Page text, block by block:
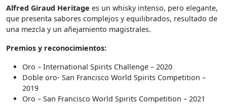
Alfred Giraud Heritage es un whisky intenso, pero elegante,
que presenta sabores complejos y equilibrados, resultado de
una mezcla y un añejamiento magistrales.
Premios y reconocimientos:
Oro – International Spirits Challenge – 2020
Doble oro- San Francisco World Spirits Competition –
2019
Oro – San Francisco World Spirits Competition – 2021